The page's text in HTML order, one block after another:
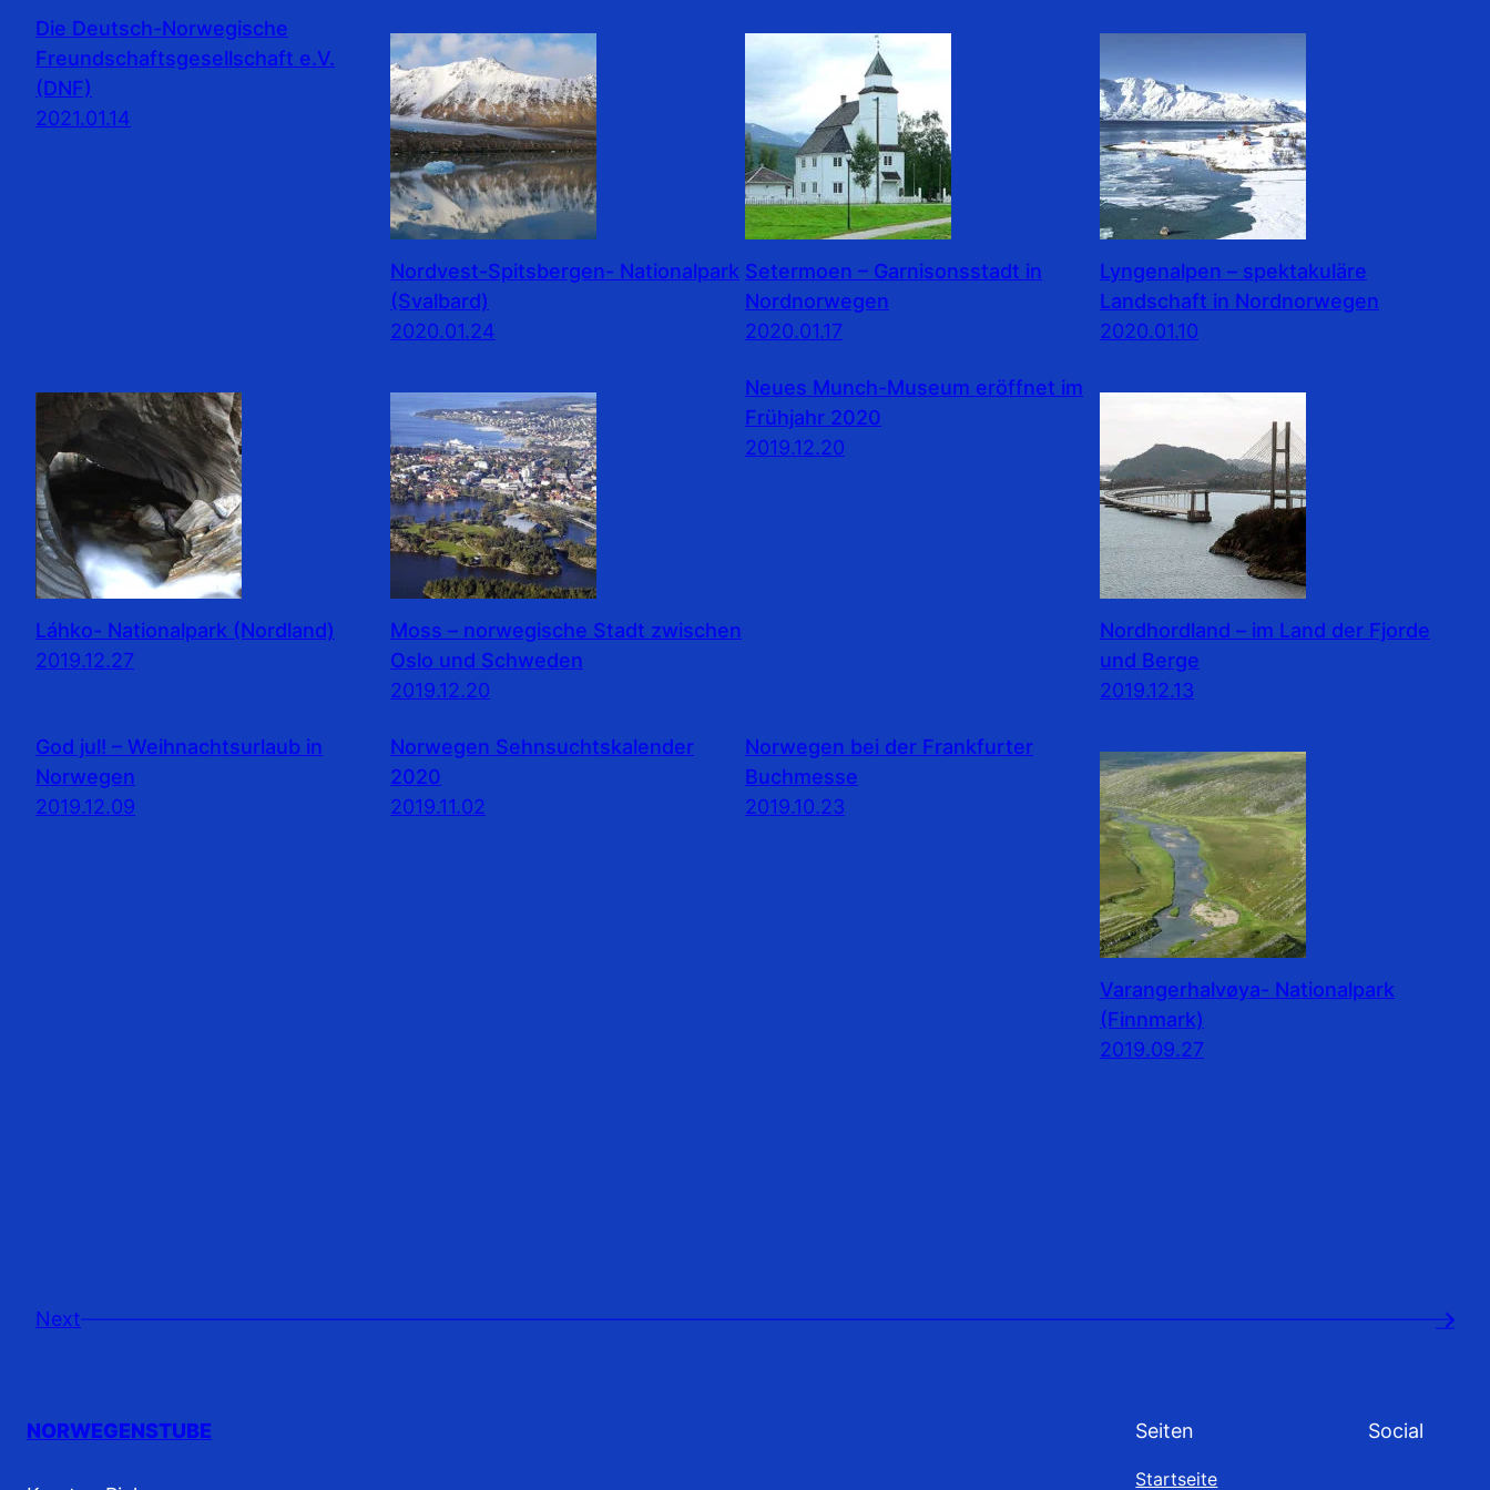
Die Deutsch-Norwegische
Freundschaftsgesellschaft e.V.
(DNF)
2021.01.14
Nordvest-Spitsbergen- Nationalpark
(Svalbard)
2020.01.24
Setermoen – Garnisonsstadt in
Nordnorwegen
2020.01.17
Lyngenalpen – spektakuläre
Landschaft in Nordnorwegen
2020.01.10
Láhko- Nationalpark (Nordland)
2019.12.27
Moss – norwegische Stadt zwischen
Oslo und Schweden
2019.12.20
Neues Munch-Museum eröffnet im
Frühjahr 2020
2019.12.20
Nordhordland – im Land der Fjorde
und Berge
2019.12.13
God jul! – Weihnachtsurlaub in
Norwegen
2019.12.09
Norwegen Sehnsuchtskalender
2020
2019.11.02
Norwegen bei der Frankfurter
Buchmesse
2019.10.23
Varangerhalvøya- Nationalpark
(Finnmark)
2019.09.27
Next →
NORWEGENSTUBE Seiten
Startseite
Social